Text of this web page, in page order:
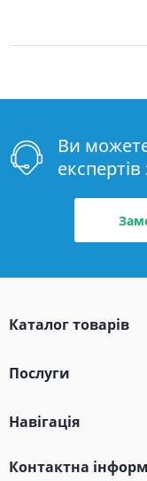
Ви
Каталог товарів
Послуги
Навігація
Контактна